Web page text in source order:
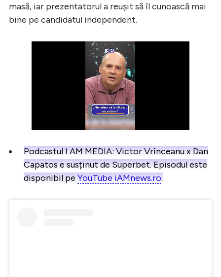
masă, iar prezentatorul a reușit să îl cunoască mai
bine pe candidatul independent.
Podcastul I AM MEDIA: Victor Vrînceanu x Dan
Capatos e susținut de Superbet. Episodul este
disponibil peYouTube iAMnews.ro.